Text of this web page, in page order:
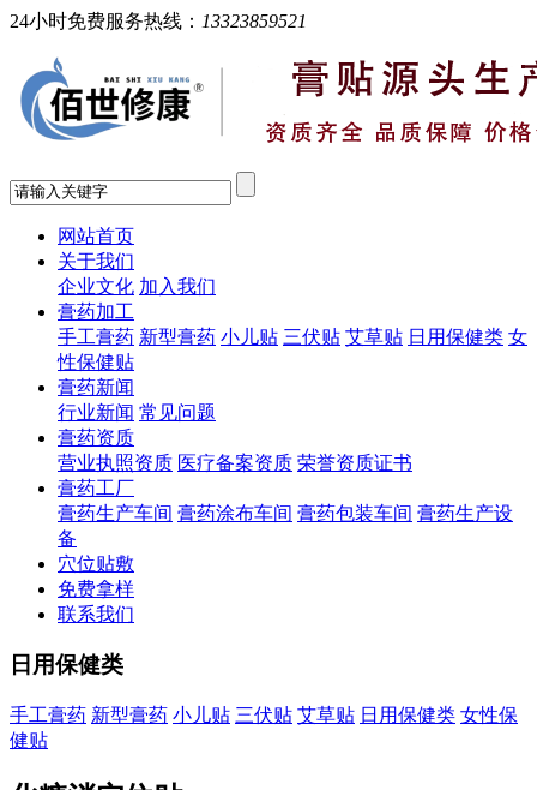
24小时免费服务热线： 13323859521
网站首页
关于我们
企业文化 加入我们
膏药加工
手工膏药 新型膏药 小儿贴 三伏贴 艾草贴 日用保健类 女
性保健贴
膏药新闻
行业新闻 常见问题
膏药资质
营业执照资质 医疗备案资质 荣誉资质证书
膏药工厂
膏药生产车间 膏药涂布车间 膏药包装车间 膏药生产设
备
穴位贴敷
免费拿样
联系我们
日用保健类
手工膏药 新型膏药 小儿贴 三伏贴 艾草贴 日用保健类 女性保
健贴